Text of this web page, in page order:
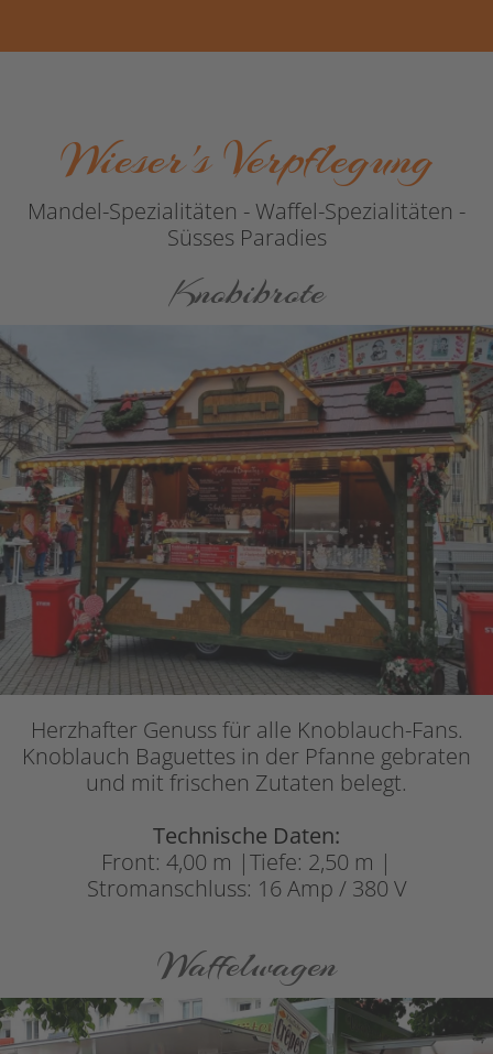
Wieser's Verpflegung
Mandel-Spezialitäten - Waffel-Spezialitäten -
Süsses Paradies
Knobibrote
Herzhafter Genuss für alle Knoblauch-Fans.
Knoblauch Baguettes in der Pfanne gebraten
und mit frischen Zutaten belegt.
Technische Daten:
Front: 4,00 m |Tiefe: 2,50 m |
Stromanschluss: 16 Amp / 380 V
Waffelwagen